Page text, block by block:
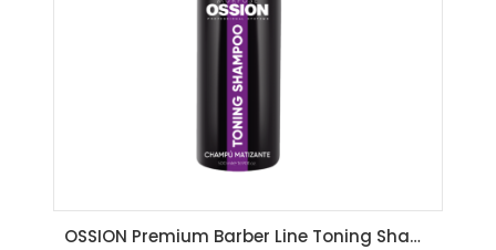
OSSION Premium Barber Line Toning Shampoo 500ml